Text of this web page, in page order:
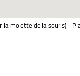
molette de la souris) -